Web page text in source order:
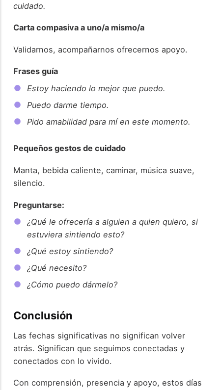
cuidado.
Carta compasiva a uno/a mismo/a
Validarnos, acompañarnos ofrecernos apoyo.
Frases guía
Estoy haciendo lo mejor que puedo.
Puedo darme tiempo.
Pido amabilidad para mí en este momento.
Pequeños gestos de cuidado
Manta, bebida caliente, caminar, música suave,
silencio.
Preguntarse:
¿Qué le ofrecería a alguien a quien quiero, si
estuviera sintiendo esto?
¿Qué estoy sintiendo?
¿Qué necesito?
¿Cómo puedo dármelo?
Conclusión
Las fechas significativas no significan volver
atrás. Significan que seguimos conectadas y
conectados con lo vivido.
Con comprensión, presencia y apoyo, estos días